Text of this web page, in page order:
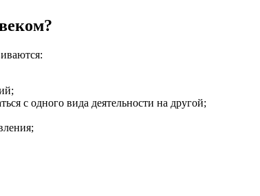
с одного вида деятельности на другой;